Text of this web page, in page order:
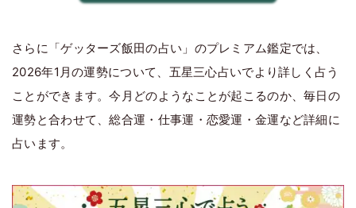
さらに「ゲッターズ飯田の占い」のプレミアム鑑定では、
2026年1月の運勢について、五星三心占いでより詳しく占う
ことができます。今月どのようなことが起こるのか、毎日の
運勢と合わせて、総合運・仕事運・恋愛運・金運など詳細に
占います。